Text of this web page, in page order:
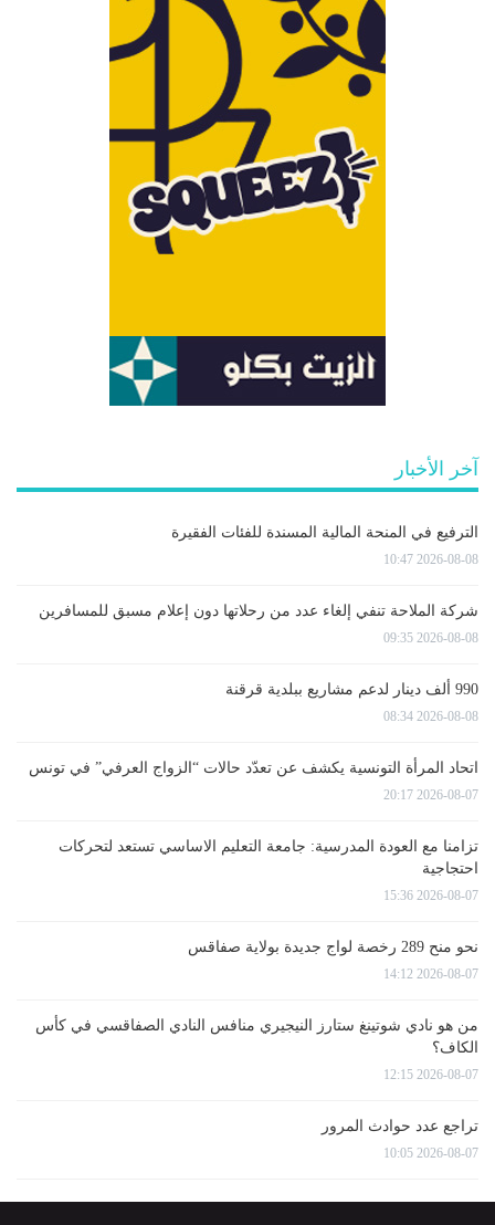
آخر الأخبار
الترفيع في المنحة المالية المسندة للفئات الفقيرة
2026-08-08 10:47
شركة الملاحة تنفي إلغاء عدد من رحلاتها دون إعلام مسبق للمسافرين
2026-08-08 09:35
990 ألف دينار لدعم مشاريع ببلدية قرقنة
2026-08-08 08:34
اتحاد المرأة التونسية يكشف عن تعدّد حالات “الزواج العرفي” في تونس
2026-08-07 20:17
تزامنا مع العودة المدرسية: جامعة التعليم الاساسي تستعد لتحركات
احتجاجية
2026-08-07 15:36
نحو منح 289 رخصة لواج جديدة بولاية صفاقس
2026-08-07 14:12
من هو نادي شوتينغ ستارز النيجيري منافس النادي الصفاقسي في كأس
الكاف؟
2026-08-07 12:15
تراجع عدد حوادث المرور
2026-08-07 10:05